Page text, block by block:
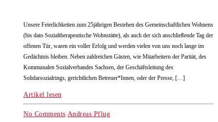
Unsere Feierlichkeiten zum 25jährigen Bestehen des Gemeinschaftlichen Wohnens
(bis dato Sozialtherapeutische Wohnstätte), als auch der sich anschließende Tag der
offenen Tür, waren ein voller Erfolg und werden vielen von uns noch lange im
Gedächtnis bleiben. Neben zahlreichen Gästen, wie Mitarbeitern der Parität, des
Kommunalen Sozialverbandes Sachsen, der Geschäftsleitung des
Solidarsozialrings, gerichtlichen Betreuer*Innen, oder der Presse, […]
Artikel lesen
No Comments Andreas Pflug